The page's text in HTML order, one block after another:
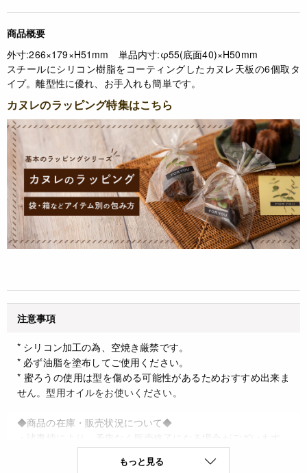
商品概要
外寸:266×179×H51mm 単品内寸:φ55(底面40)×H50mm
スチールにシリコン樹脂をコーティングしたカヌレ天板の6個取タ
イプ。離型性に優れ、お手入れも簡単です。
カヌレのラッピング特集はこちら
注意事項
* シリコン加工の為、空焼き厳禁です。
* 必ず油脂を塗布してご使用ください。
* 蜜ろうの使用は型を傷める可能性があるためおすすめ出来ま
せん。型用オイルをお使いください。
◆商品の在庫・販売状況について◆
・諸事情により、予告なく販売終了になる場合がございます。
予めご了承ください。
・当サイトに掲載されている商品は、ご購入可能な状態にあっ
もっと見る